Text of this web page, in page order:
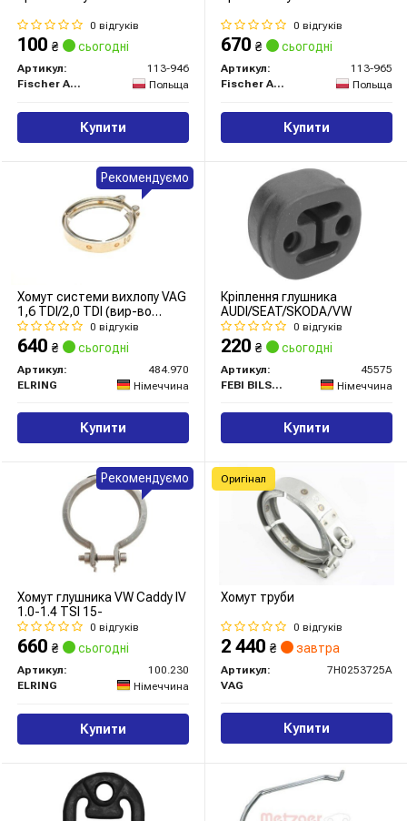
0 відгуків
100 ₴ сьогодні
Артикул:
113-946
Fischer Automotive One (FA1)
Польща
Купити
0 відгуків
670 ₴ сьогодні
Артикул:
113-965
Fischer Automotive One (FA1)
Польща
Купити
Хомут системи вихлопу VAG
1,6 TDI/2,0 TDI (вир-во
Elring)
0 відгуків
640 ₴ сьогодні
Артикул:
484.970
ELRING
Німеччина
Купити
Рекомендуємо
Кріплення глушника
AUDI/SEAT/SKODA/VW
0 відгуків
220 ₴ сьогодні
Артикул:
45575
FEBI BILSTEIN
Німеччина
Купити
Хомут глушника VW Caddy IV
1.0-1.4 TSI 15-
0 відгуків
660 ₴ сьогодні
Артикул:
100.230
ELRING
Німеччина
Купити
Рекомендуємо
Хомут труби
0 відгуків
2 440 ₴ завтра
Артикул:
7H0253725A
VAG
Купити
Оригінал